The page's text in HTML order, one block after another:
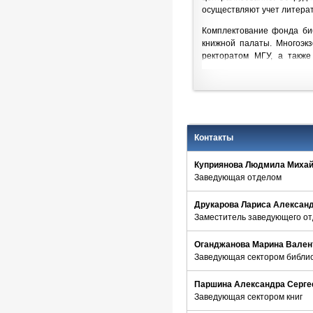
осуществляют учет
Комплектование фонда
книжной палаты.
ректоратом МГУ, а
организациях, поступают
С 1930-х гг. в фонд
книготорговых фирмах.
Все поступления
электронных ресурсов.
«Положение о работе с
Контакты
Куприянова Людмила
Заведующая отделом
Друкарова Лариса
Заместитель заведующего
Оганджанова Марина
Заведующая сектором
Паршина Александра
Заведующая сектором книг